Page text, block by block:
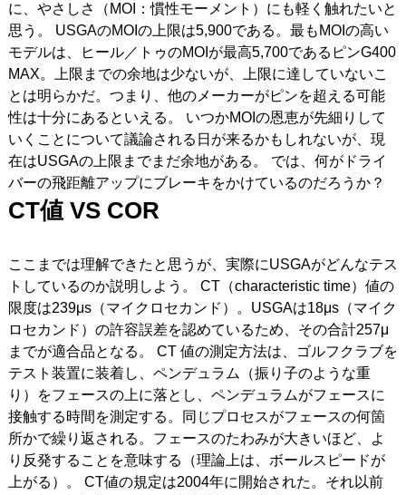
に、やさしさ（MOI：慣性モーメント）にも軽く触れたいと
思う。 USGAのMOIの上限は5,900である。最もMOIの高い
モデルは、ヒール／トゥのMOIが最高5,700であるピンG400
MAX。上限までの余地は少ないが、上限に達していないこ
とは明らかだ。つまり、他のメーカーがピンを超える可能
性は十分にあるといえる。 いつかMOIの恩恵が先細りして
いくことについて議論される日が来るかもしれないが、現
在はUSGAの上限までまだ余地がある。 では、何がドライ
バーの飛距離アップにブレーキをかけているのだろうか？
CT値 VS COR
ここまでは理解できたと思うが、実際にUSGAがどんなテス
トしているのか説明しよう。 CT（characteristic time）値の
限度は239μs（マイクロセカンド）。USGAは18μs（マイク
ロセカンド）の許容誤差を認めているため、その合計257μ
までが適合品となる。 CT 値の測定方法は、ゴルフクラブを
テスト装置に装着し、ペンデュラム（振り子のような重
り）をフェースの上に落とし、ペンデュラムがフェースに
接触する時間を測定する。同じプロセスがフェースの何箇
所かで繰り返される。フェースのたわみが大きいほど、よ
り反発することを意味する（理論上は、ボールスピードが
上がる）。 CT値の規定は2004年に開始された。それ以前